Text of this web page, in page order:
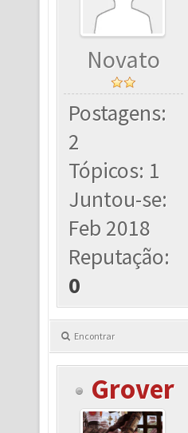
Novato
Postagens:
2
Tópicos: 1
Juntou-se:
Feb 2018
Reputação:
0
Encontrar
Grover